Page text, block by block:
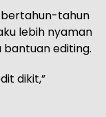
tahun
lebih nyaman
editing.
dikit,”